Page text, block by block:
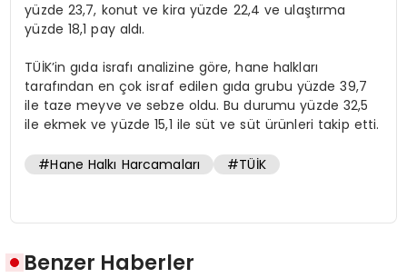
yüzde 23,7, konut ve kira yüzde 22,4 ve ulaştırma
yüzde 18,1 pay aldı.
TÜİK’in gıda israfı analizine göre, hane halkları
tarafından en çok israf edilen gıda grubu yüzde 39,7
ile taze meyve ve sebze oldu. Bu durumu yüzde 32,5
ile ekmek ve yüzde 15,1 ile süt ve süt ürünleri takip etti.
#Hane Halkı Harcamaları #TÜİK
Benzer Haberler